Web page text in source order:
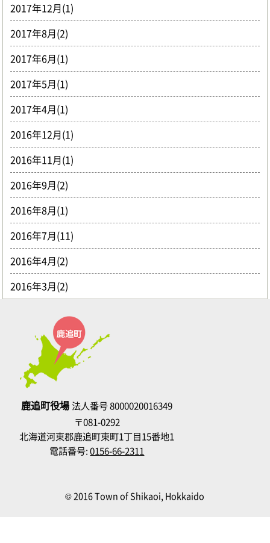
2017年12月(1)
2017年8月(2)
2017年6月(1)
2017年5月(1)
2017年4月(1)
2016年12月(1)
2016年11月(1)
2016年9月(2)
2016年8月(1)
2016年7月(11)
2016年4月(2)
2016年3月(2)
鹿追町役場法人番号 8000020016349
〒081-0292
北海道河東郡鹿追町東町1丁目15番地1
電話番号:0156-66-2311
© 2016 Town of Shikaoi, Hokkaido